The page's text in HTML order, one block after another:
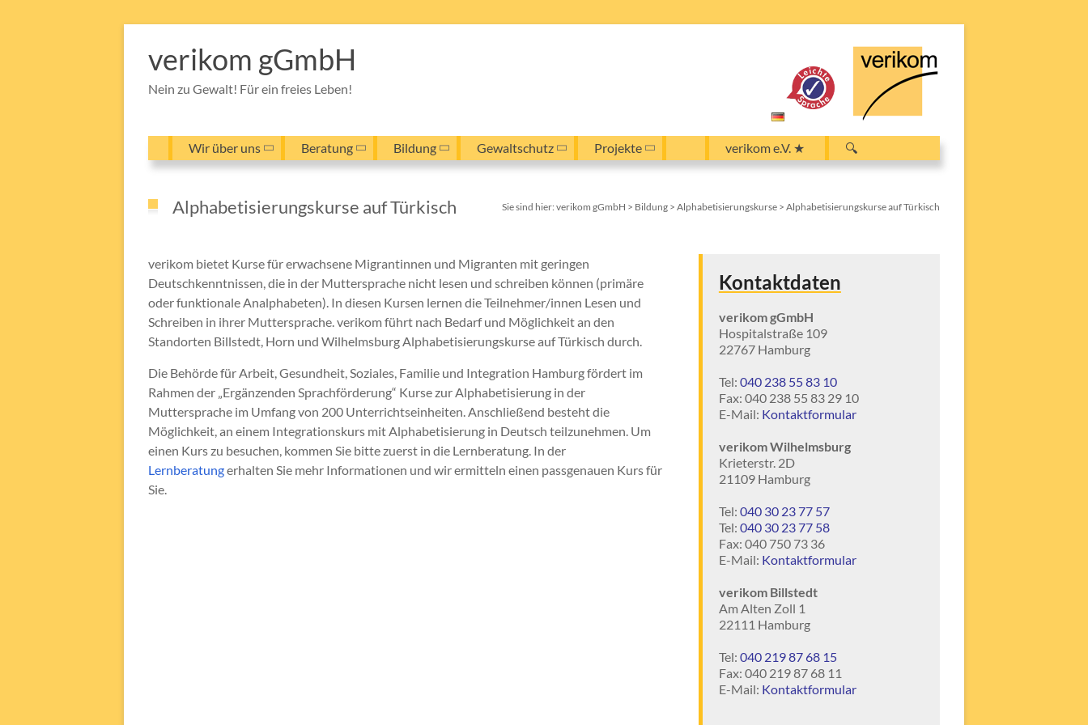
springen
verikom gGmbH
Nein zu Gewalt! Für ein freies Leben!
Wir über uns Beratung Bildung Gewaltschutz Projekte verikom e.V. ★ 🔍
for:
Search Button
Alphabetisierungskurse auf Türkisch Sie sind hier: verikom gGmbH > Bildung > Alphabetisierungskurse > Alphabetisierungskurse auf Türkisch
verikom bietet Kurse für erwachsene Migrantinnen und Migranten mit geringen
Deutschkenntnissen, die in der Muttersprache nicht lesen und schreiben können (primäre
oder funktionale Analphabeten). In diesen Kursen lernen die Teilnehmer/innen Lesen und
Schreiben in ihrer Muttersprache. verikom führt nach Bedarf und Möglichkeit an den
Standorten Billstedt, Horn und Wilhelmsburg Alphabetisierungskurse auf Türkisch durch.
Die Behörde für Arbeit, Gesundheit, Soziales, Familie und Integration Hamburg fördert im
Rahmen der „Ergänzenden Sprachförderung“ Kurse zur Alphabetisierung in der
Muttersprache im Umfang von 200 Unterrichtseinheiten. Anschließend besteht die
Möglichkeit, an einem Integrationskurs mit Alphabetisierung in Deutsch teilzunehmen. Um
einen Kurs zu besuchen, kommen Sie bitte zuerst in die Lernberatung. In der
Lernberatungerhalten Sie mehr Informationen und wir ermitteln einen passgenauen Kurs für
Sie.
Kontaktdaten
verikom gGmbH
Hospitalstraße 109
22767 Hamburg
Tel: 040 238 55 83 10
Fax: 040 238 55 83 29 10
E-Mail: Kontaktformular
verikom Wilhelmsburg
Krieterstr. 2D
21109 Hamburg
Tel: 040 30 23 77 57
Tel: 040 30 23 77 58
Fax: 040 750 73 36
E-Mail: Kontaktformular
verikom Billstedt
Am Alten Zoll 1
22111 Hamburg
Tel: 040 219 87 68 15
Fax: 040 219 87 68 11
E-Mail: Kontaktformular